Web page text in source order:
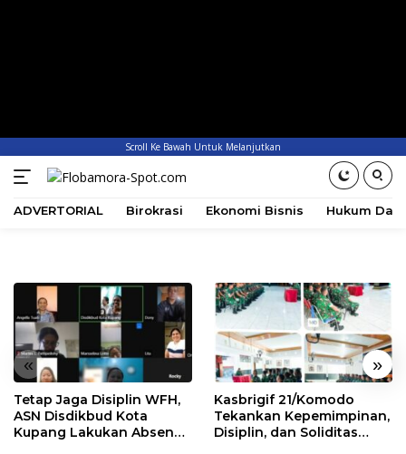
Scroll Ke Bawah Untuk Melanjutkan
ADVERTORIAL Birokrasi Ekonomi Bisnis Hukum
« »
Tetap Jaga Disiplin WFH,
ASN Disdikbud Kota
Kupang Lakukan Absen
Kasbrigif 21/Komodo
Tekankan Kepemimpinan,
Disiplin, dan Soliditas